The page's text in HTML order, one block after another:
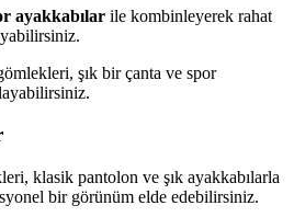
ayakkabılar ile kombinleyerek rahat
şık bir çanta ve spor
klasik pantolon ve şık ayakkabılarla
bir görünüm elde edebilirsiniz.